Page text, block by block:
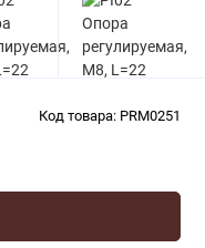
Код товара: PRM0251